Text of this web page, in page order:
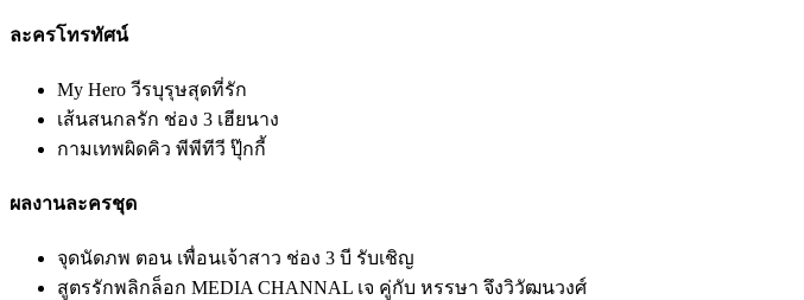
ละครโทรทัศน์
My Hero วีรบุรุษสุดที่รัก
เส้นสนกลรัก ช่อง 3 เฮียนาง
กามเทพผิดคิว พีพีทีวี ปุ๊กกี้
ผลงานละครชุด
จุดนัดภพ ตอน เพื่อนเจ้าสาว ช่อง 3 บี รับเชิญ
สูตรรักพลิกล็อก MEDIA CHANNAL เจ คู่กับ หรรษา จึงวิวัฒนวงศ์